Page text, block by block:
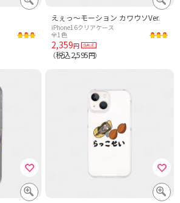
えぇっ〜モーション カワウソVer.
iPhone16クリアケース
全1色
2,359円
（税込2,595円）